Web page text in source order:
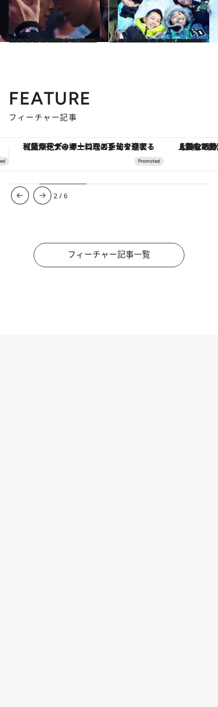
2025.12.28
「切磋琢磨」なんて綺麗事で片付けられない…“紛れもないBL映画”『10DANCE』が評価されるワケ《世界TOP10入り、主人公2人の「キャスティングの妙」も…》
カルチャー 2026.1.30
《前作以上に深い》当事者同士の衝突、「40までには結婚式を」…男性同士の恋リア『ボーイフレンド2』が描く「男女の恋愛と同じ」の“その先”
カルチャー
FEATURE
フィーチャー記事
【銀座で出合う最旬美容】美髪ケアや上質な眠り…セルフケアのアップデートから、特別な名入れギフトまで。大人のための「ReFa GINZA」クルーズ
3 /6
フィーチャー記事一覧